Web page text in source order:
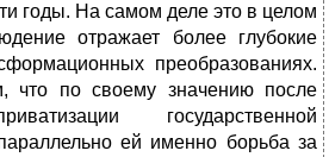
годы. На самом деле это в целом
отражает более глубокие
преобразованиях.
по своему значению после
государственной
ей именно борьба за